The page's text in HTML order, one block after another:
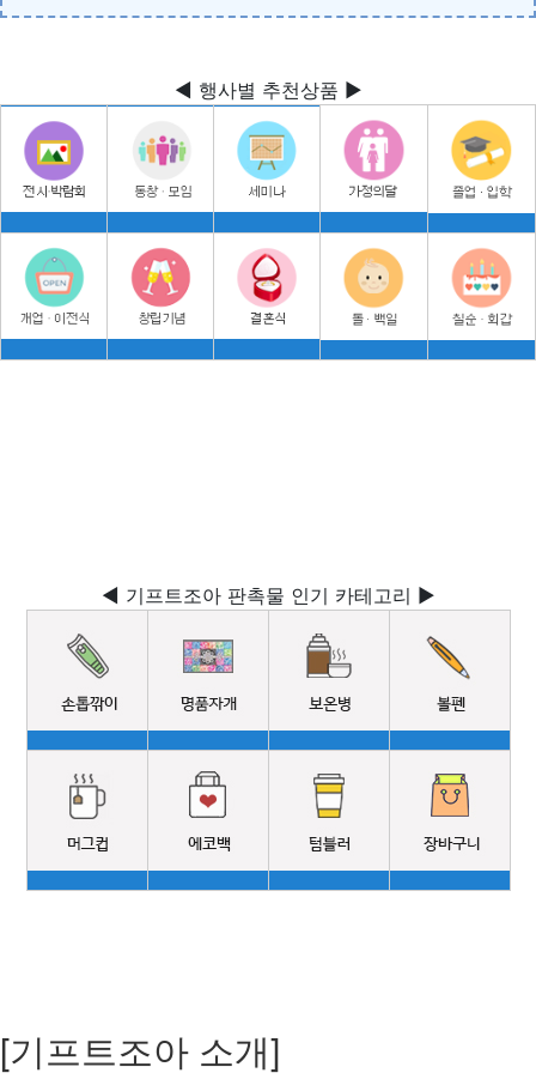
◀ 행사별 추천상품 ▶
◀ 기프트조아 판촉물 인기 카테고리 ▶
[기프트조아 소개]